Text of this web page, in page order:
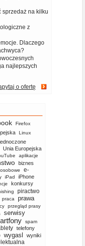
sprzedaż na kilku
z
Dlaczego
najlepszych
o ofertę
Firefox
Linux
Unia Europejska
aplikacje
biznes
e-
iPad iPhone
konkursy
piractwo
praca
prawa
przegląd prasy
serwisy
spam
telefony
wygasl
wyniki